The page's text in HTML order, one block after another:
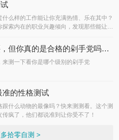
什么样的工作能让你充满热情、乐在其中？
探索内在的职业兴趣倾向，发现那些能让你
总说买买买，但你真的是合格的剁手党吗？点我测试
来测一下看你是哪个级别的剁手党
准的性格测试
跟什么动物的最像吗？快来测测看。这个测
疯了，他们都说准到让你受不了！
拾零自测 >